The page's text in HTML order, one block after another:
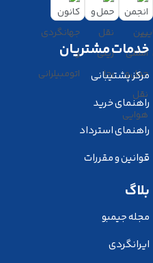
خدمات مشتریان
مرکز پشتیبانی
راهنمای خرید
راهنمای استرداد
قوانین و مقررات
بلاگ
مجله جیمبو
ایرانگردی